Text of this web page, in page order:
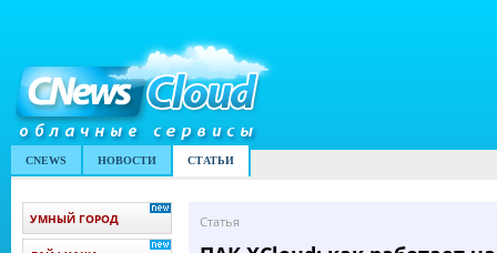
CNEWS НОВОСТИ СТАТЬИ
Статья
УМНЫЙ ГОРОД